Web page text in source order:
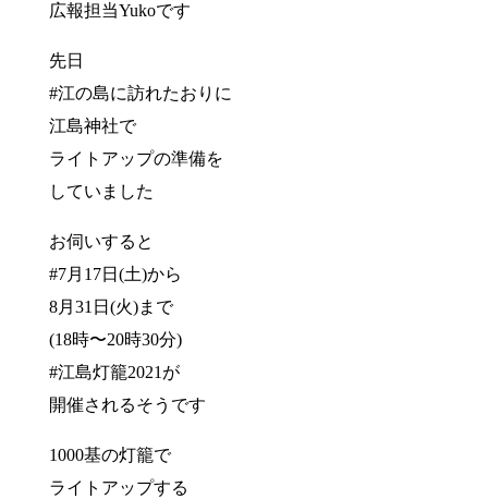
広報担当Yukoです
先日
#江の島に訪れたおりに
江島神社で
ライトアップの準備を
していました
お伺いすると
#7月17日(土)から
8月31日(火)まで
(18時〜20時30分)
#江島灯籠2021が
開催されるそうです
1000基の灯籠で
ライトアップする